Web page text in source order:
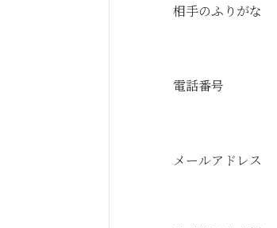
相手のふりがな
電話番号
メールアドレス